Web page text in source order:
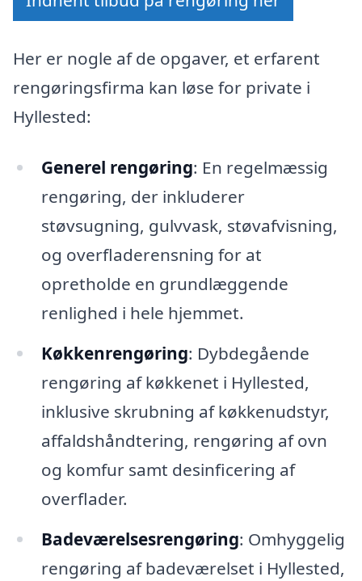
Her er nogle af de opgaver, et erfarent
rengøringsfirma kan løse for private i
Hyllested:
Generel rengøring: En regelmæssig
rengøring, der inkluderer
støvsugning, gulvvask, støvafvisning,
og overfladerensning for at
opretholde en grundlæggende
renlighed i hele hjemmet.
Køkkenrengøring: Dybdegående
rengøring af køkkenet i Hyllested,
inklusive skrubning af køkkenudstyr,
affaldshåndtering, rengøring af ovn
og komfur samt desinficering af
overflader.
Badeværelsesrengøring: Omhyggelig
rengøring af badeværelset i Hyllested,